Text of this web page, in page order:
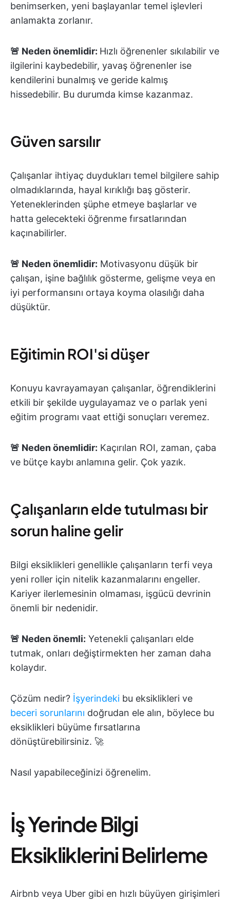
benimserken, yeni başlayanlar temel işlevleri
anlamakta zorlanır.
🚨 Neden önemlidir: Hızlı öğrenenler sıkılabilir ve
ilgilerini kaybedebilir, yavaş öğrenenler ise
kendilerini bunalmış ve geride kalmış
hissedebilir. Bu durumda kimse kazanmaz.
Güven sarsılır
Çalışanlar ihtiyaç duydukları temel bilgilere sahip
olmadıklarında, hayal kırıklığı baş gösterir.
Yeteneklerinden şüphe etmeye başlarlar ve
hatta gelecekteki öğrenme fırsatlarından
kaçınabilirler.
🚨 Neden önemlidir: Motivasyonu düşük bir
çalışan, işine bağlılık gösterme, gelişme veya en
iyi performansını ortaya koyma olasılığı daha
düşüktür.
Eğitimin ROI'si düşer
Konuyu kavrayamayan çalışanlar, öğrendiklerini
etkili bir şekilde uygulayamaz ve o parlak yeni
eğitim programı vaat ettiği sonuçları veremez.
🚨 Neden önemlidir: Kaçırılan ROI, zaman, çaba
ve bütçe kaybı anlamına gelir. Çok yazık.
Çalışanların elde tutulması bir
sorun haline gelir
Bilgi eksiklikleri genellikle çalışanların terfi veya
yeni roller için nitelik kazanmalarını engeller.
Kariyer ilerlemesinin olmaması, işgücü devrinin
önemli bir nedenidir.
🚨 Neden önemli: Yetenekli çalışanları elde
tutmak, onları değiştirmekten her zaman daha
kolaydır.
Çözüm nedir? İşyerindeki bu eksiklikleri ve
beceri sorunlarını doğrudan ele alın, böylece bu
eksiklikleri büyüme fırsatlarına
dönüştürebilirsiniz. 🚀
Nasıl yapabileceğinizi öğrenelim.
İş Yerinde Bilgi
Eksikliklerini Belirleme
Airbnb veya Uber gibi en hızlı büyüyen girişimleri